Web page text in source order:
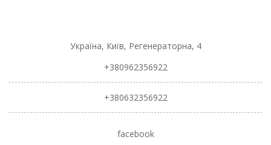
Україна, Київ, Регенераторна, 4
+380962356922
+380632356922
facebook